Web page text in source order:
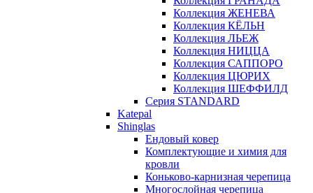
Коллекция ЖЕНЕВА
Коллекция КЁЛЬН
Коллекция ЛЬЕЖ
Коллекция НИЦЦА
Коллекция САППОРО
Коллекция ЦЮРИХ
Коллекция ШЕФФИЛД
Серия STANDARD
Katepal
Shinglas
Ендовый ковер
Комплектующие и химия для
кровли
Коньково-карнизная черепица
Многослойная черепица